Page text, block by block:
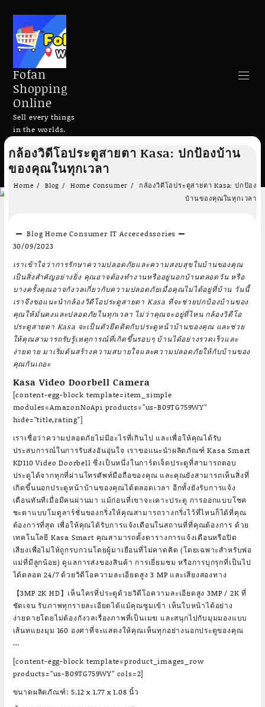
Skip
content
Fofan
Shopping
Online
Sell every things
in the worlds.
Search
กล้องวิดีโอประตูสายตา Kasa: ปกป้องบ้าน
ของคุณในทุกเวลา
Home Blog Home Consumer
กล้องวิดีโอประตูสายตา Kasa: ปกป้อง
บ้านของคุณในทุกเวลา
Blog Home Consumer IT Accecedssories
30/09/2023
เราเข้าใจว่าการรักษาความปลอดภัยและความสงบสุขในบ้านของคุณ
เป็นสิ่งสำคัญอย่างยิ่ง คุณอาจต้องทำงานหรืออยู่นอกบ้านตลอดวัน หรือ
บางครั้งคุณอาจกังวลเกี่ยวกับความปลอดภัยเมื่อคุณไม่ได้อยู่ที่บ้าน วันนี้
เราจึงขอแนะนำกล้องวิดีโอประตูสายตา Kasa ที่จะช่วยปกป้องบ้านของ
คุณให้มั่นคงและปลอดภัยในทุกเวลา ไม่ว่าคุณจะอยู่ที่ไหน กล้องวิดีโอ
ประตูสายตา Kasa จะเป็นตัวยึดติดกับประตูหน้าบ้านของคุณ และช่วย
ให้คุณสามารถรับรู้เหตุการณ์ที่เกิดขึ้นรอบๆ บ้านได้อย่างรวดเร็วและ
ง่ายดาย มาเริ่มต้นสร้างความสบายใจและความปลอดภัยให้กับบ้านของ
คุณกันเถอะ
Kasa Video Doorbell Camera
[content-egg-block template=item_simple
modules=AmazonNoApi products=”us-B09TG759WY”
hide=”title,rating”]
เราเชื่อว่าความปลอดภัยไม่มีอะไรที่เกินไป และเพื่อให้คุณได้รับ
ประสบการณ์ในการรับส่งอันอุ่นใจ เราขอแนะนำผลิตภัณฑ์ Kasa Smart
KD110 Video Doorbell ซึ่งเป็นหนึ่งในการ์ดเจ็ตประตูที่สามารถตอบ
ประตูได้จากทุกที่ผ่านโทรศัพท์มือถือของคุณ และคุณยังสามารถเห็นสิ่งที่
เกิดขึ้นนอกประตูหน้าบ้านของคุณได้ตลอดเวลา อีกทั้งยังรับการแจ้ง
เตือนทันทีเมื่อมีคนผ่านมา แม้ก่อนที่เขาจะเคาะประตู การออกแบบโชค
ชะตาแบบโมดูลาร์ชั่นของกริ่งให้คุณสามารถวางกริ่งไว้ที่ไหนก็ได้ที่คุณ
ต้องการที่สุด เพื่อให้คุณได้รับการแจ้งเตือนในสถานที่ที่คุณต้องการ ด้วย
เทคโนโลยี Kasa Smart คุณสามารถตั้งตารางการแจ้งเตือนหรือปิด
เสียงเพื่อไม่ให้ถูกรบกวนโดยผู้มาเยือนที่ไม่คาดคิด (โดยเฉพาะสำหรับพ่อ
แม่ที่มีลูกน้อย) ดูแลการส่งของสินค้า การเยี่ยมชม หรือการบุกรุกที่เป็นไป
ได้ตลอด 24/7 ด้วยวิดีโอความละเอียดสูง 3 MP และเสียงสองทาง
【3MP 2K HD】เห็นใครที่ประตูด้วยวิดีโอความละเอียดสูง 3MP / 2K ที่
ชัดเจน รับภาพทุกรายละเอียดได้แม้คุณซูมเข้า เห็นใบหน้าได้อย่าง
ง่ายดายโดยไม่ต้องกังวลเรื่องภาพที่เป็นเมฆ และสนุกไปกับมุมมองแบบ
เส้นทแยงมุม 160 องศาที่จะแสดงให้คุณเห็นทุกอย่างนอกประตูของคุณ
…
[content-egg-block template=product_images_row
products=”us-B09TG759WY” cols=2]
ขนาดผลิตภัณฑ์: 5.12 x 1.77 x 1.08 นิ้ว